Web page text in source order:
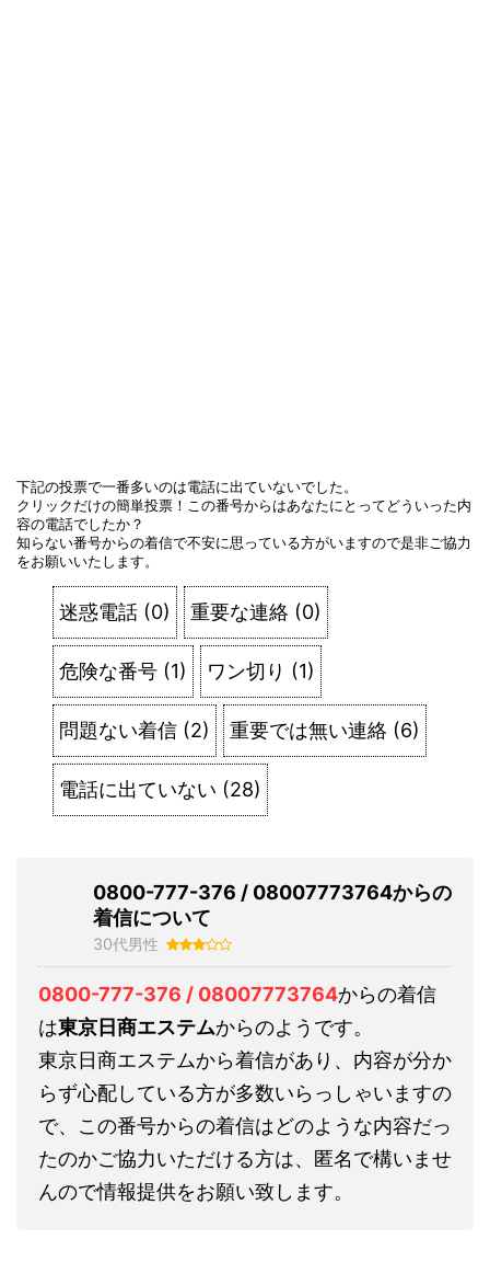
下記の投票で一番多いのは電話に出ていないでした。
クリックだけの簡単投票！この番号からはあなたにとってどういった内
容の電話でしたか？
知らない番号からの着信で不安に思っている方がいますので是非ご協力
をお願いいたします。
迷惑電話 (0) 重要な連絡 (0)
危険な番号 (1) ワン切り (1)
問題ない着信 (2) 重要では無い連絡 (6)
電話に出ていない (28)
0800-777-376 / 08007773764からの
着信について
30代男性
0800-777-376 / 08007773764からの着信
は東京日商エステムからのようです。
東京日商エステムから着信があり、内容が分か
らず心配している方が多数いらっしゃいますの
で、この番号からの着信はどのような内容だっ
たのかご協力いただける方は、匿名で構いませ
んので情報提供をお願い致します。